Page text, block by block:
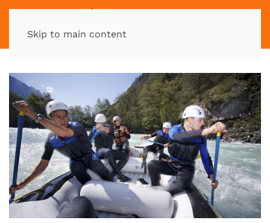
Skip to main content